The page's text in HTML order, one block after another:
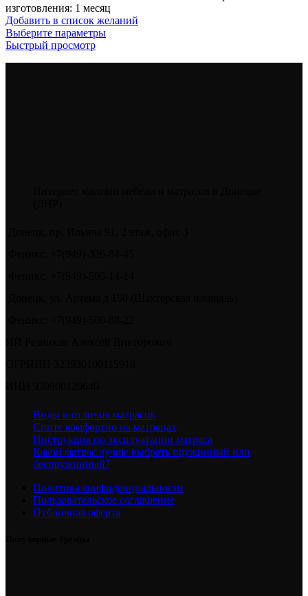
изготовления: 1 месяц
Добавить в список желаний
Выберите параметрыЭтот
Быстрый просмотр
Виды и отличия матрасов
Спите комфортно на матрацах
Инструкция по эксплуатации матраса
Какой матрас лучше выбрать пружинный или
беспружинный?
Политика конфиденциальности
Пользовательское соглашение
Публичная оферта